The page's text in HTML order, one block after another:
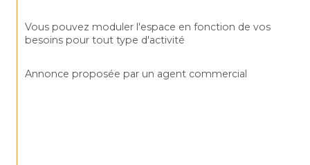
Vous pouvez moduler l'espace en fonction de vos
besoins pour tout type d'activité
Annonce proposée par un agent commercial